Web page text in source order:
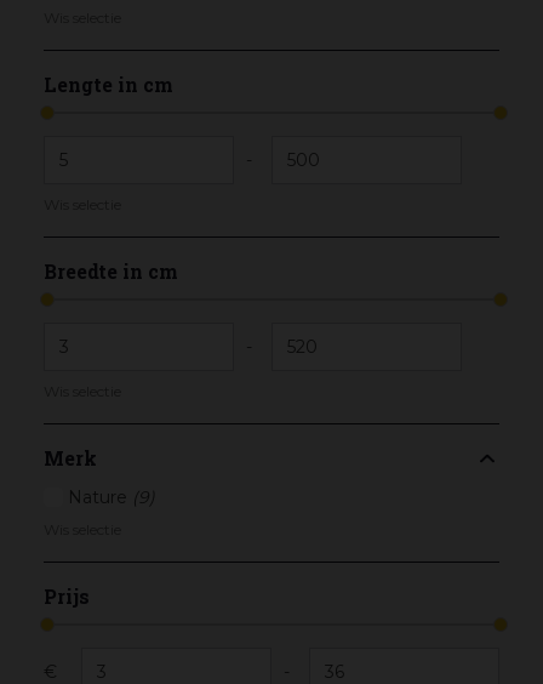
Lengte in cm
-
Breedte in cm
-
Merk
Nature (9)
Prijs
€ -